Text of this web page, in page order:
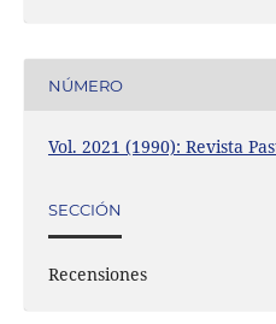
NÚMERO
Vol. 2021 (1990): Revista
SECCIÓN
Recensiones